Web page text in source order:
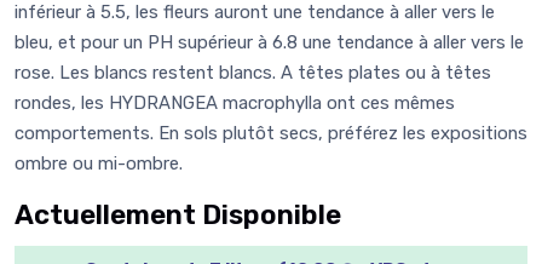
inférieur à 5.5, les fleurs auront une tendance à aller vers le
bleu, et pour un PH supérieur à 6.8 une tendance à aller vers le
rose. Les blancs restent blancs. A têtes plates ou à têtes
rondes, les HYDRANGEA macrophylla ont ces mêmes
comportements. En sols plutôt secs, préférez les expositions
ombre ou mi-ombre.
Actuellement Disponible